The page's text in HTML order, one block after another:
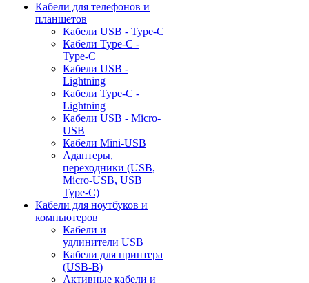
Кабели для телефонов и
планшетов
Кабели USB - Type-C
Кабели Type-C -
Type-C
Кабели USB -
Lightning
Кабели Type-C -
Lightning
Кабели USB - Micro-
USB
Кабели Mini-USB
Адаптеры,
переходники (USB,
Micro-USB, USB
Type-C)
Кабели для ноутбуков и
компьютеров
Кабели и
удлинители USB
Кабели для принтера
(USB-B)
Активные кабели и